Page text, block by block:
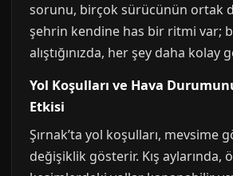
sorunu, birçok sürücünün ortak
şehrin kendine has bir ritmi var;
alıştığınızda, her şey daha kolay
Yol Koşulları ve Hava
Etkisi
Şırnak’ta yol koşulları, mevsime
değişiklik gösterir. Kış aylarında,